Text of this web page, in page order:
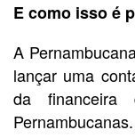
E como isso é
A
lançar uma
da financeira
Pernambucanas.